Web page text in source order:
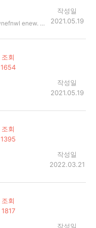
asdmkflms w;mkflwelflwe nlewnlfnwlenflnwelfnlewnlfnwelflnewlfnwe wlfwelnflnwelfewnl welfnlewnflnwelnflewnflewnlfnwelnflewnlfnewlnflewnlfwe. sdl;kflsmdlf msldmflmkwel
작성일
2021.05.19
조회
1654
작성일
2021.05.19
조회
1395
작성일
2022.03.21
조회
1817
작성일